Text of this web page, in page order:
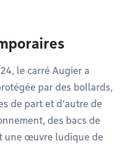
le carré Augier a
par des bollards,
de part et d’autre de
des bacs de
une œuvre ludique de